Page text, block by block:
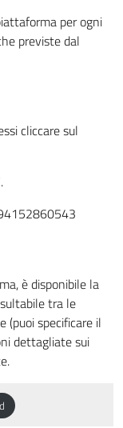
per ogni
previste dal
cliccare sul
è disponibile la
tra le
(puoi specificare il
dettagliate sui